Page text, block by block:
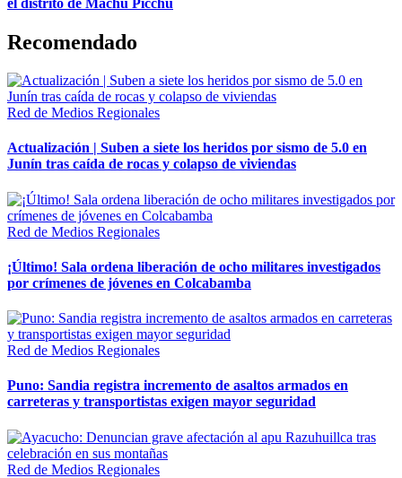
Recomendado
Red de Medios Regionales
Actualización | Suben a siete los heridos por sismo de 5.0 en
Junín tras caída de rocas y colapso de viviendas
Red de Medios Regionales
¡Último! Sala ordena liberación de ocho militares investigados
por crímenes de jóvenes en Colcabamba
Red de Medios Regionales
Puno: Sandia registra incremento de asaltos armados en
carreteras y transportistas exigen mayor seguridad
Red de Medios Regionales